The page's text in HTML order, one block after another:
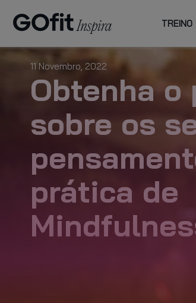
TREINO
ESCOLHA
GOFIT
PREÇOS
planos de
acompanhamento
VER MAIS
PLANO
11 Novembro, 2022
Obtenha o
sobre os
prática de